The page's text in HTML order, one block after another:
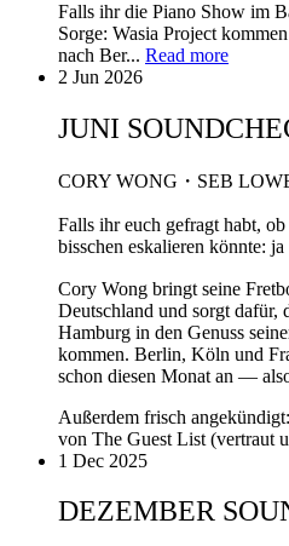
Falls ihr die Piano Show im
Sorge: Wasia Project
nach Ber... Read more
2 Jun 2026
JUNI
CORY WONG・SEB
Falls ihr euch gefragt habt,
bisschen eskalieren könnte: ja
Cory Wong bringt seine
Deutschland und sorgt dafür,
Hamburg in den Genuss
kommen. Berlin, Köln und
schon diesen Monat an —
Außerdem frisch
von The Guest List (vertraut
1 Dec 2025
DEZEMBER